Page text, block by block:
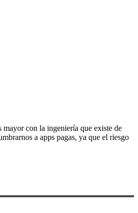
mayor con la ingeniería que existe de
a apps pagas, ya que el riesgo